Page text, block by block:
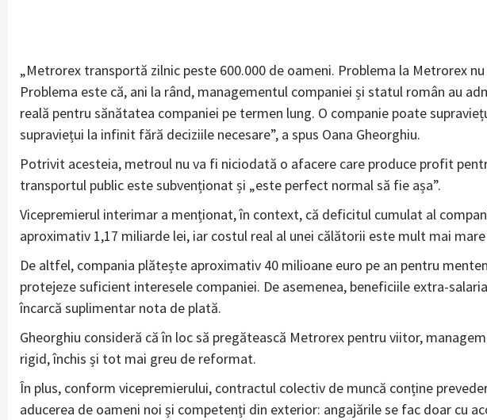
„Metrorex transportă zilnic peste 600.000 de oameni. Problema la Metrorex
Problema este că, ani la rând, managementul companiei și statul român au
reală pentru sănătatea companiei pe termen lung. O companie poate
supraviețui la infinit fără deciziile necesare”, a spus Oana Gheorghiu.
Potrivit acesteia, metroul nu va fi niciodată o afacere care produce profit
transportul public este subvenționat și „este perfect normal să fie așa”.
Vicepremierul interimar a menționat, în context, că deficitul cumulat al
aproximativ 1,17 miliarde lei, iar costul real al unei călătorii este mult mai
De altfel, compania plătește aproximativ 40 milioane euro pe an pentru
protejeze suficient interesele companiei. De asemenea, beneficiile extra-
încarcă suplimentar nota de plată.
Gheorghiu consideră că în loc să pregătească Metrorex pentru viitor,
rigid, închis și tot mai greu de reformat.
În plus, conform vicepremierului, contractul colectiv de muncă conține
aducerea de oameni noi și competenți din exterior: angajările se fac doar cu